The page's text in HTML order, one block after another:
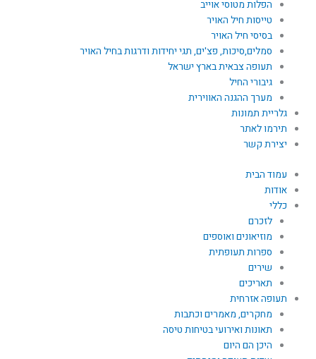
הפלות מטוסי אוייב
טייסות חיל האויר
בסיסי חיל האויר
סמלים,סיכות, פצ'ים, תגי יחידות ודרגות בחיל האויר
תעופה צבאית בארץ ישראל
גיבורי החיל
מערך ההגנה האווירית
גלריית תמונות
תירמו לאתר
יצירת קשר
עמוד הבית
אודות
כללי
לזכרם
מוזיאונים ואוספים
ספרות תעופתית
שירים
תאריכים
תעופה אזרחית
מחקרים, מאמרים וכתבות
תאונות ואירועי בטיחות טיסה
היכן הם היום